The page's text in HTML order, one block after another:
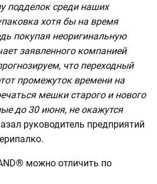
подделок среди наших
хотя бы на время
покупая неоригинальную
заявленного компанией
что переходный
промежуток времени на
мешки старого и нового
до 30 июня, не окажутся
руководитель предприятий
можно отличить по